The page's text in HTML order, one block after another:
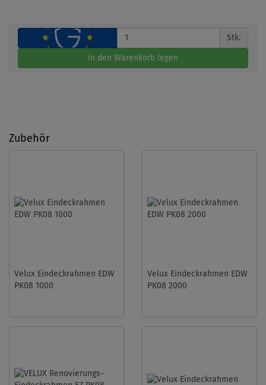
Stk.
in den Warenkorb legen
Zubehör
Velux Eindeckrahmen EDW
PK08 1000
Velux Eindeckrahmen EDW
PK08 2000